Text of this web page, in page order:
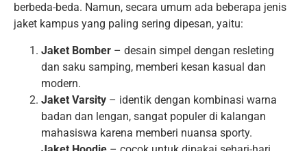
berbeda-beda. Namun, secara umum ada beberapa jenis
jaket kampus yang paling sering dipesan, yaitu:
Jaket Bomber – desain simpel dengan resleting
dan saku samping, memberi kesan kasual dan
modern.
Jaket Varsity – identik dengan kombinasi warna
badan dan lengan, sangat populer di kalangan
mahasiswa karena memberi nuansa sporty.